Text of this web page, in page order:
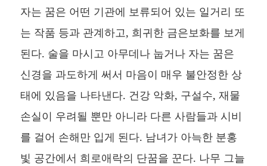
자는 꿈은 어떤 기관에 보류되어 있는 일거리 또
는 작품 등과 관계하고, 희귀한 금은보화를 보게
된다. 술을 마시고 아무데나 눕거나 자는 꿈은
신경을 과도하게 써서 마음이 매우 불안정한 상
태에 있음을 나타낸다. 건강 악화, 구설수, 재물
손실이 우려될 뿐만 아니라 다른 사람들과 시비
를 걸어 손해만 입게 된다. 남녀가 아늑한 분홍
빛 공간에서 희로애락의 단꿈을 꾼다. 나무 그늘